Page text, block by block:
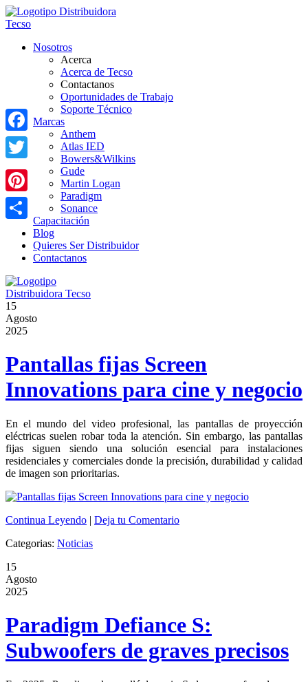
Nosotros
Acerca
Acerca de Tecso
Contactanos
Oportunidades de Trabajo
Soporte Técnico
Marcas
Anthem
Atlas IED
Bowers&Wilkins
Gude
Martin Logan
Paradigm
Sonance
Capacitación
Blog
Quieres Ser Distribuidor
Contactanos
15
Agosto
2025
Pantallas fijas Screen
Innovations para cine y negocio
En el mundo del video profesional, las pantallas de proyección
eléctricas suelen robar toda la atención. Sin embargo, las pantallas
fijas siguen siendo una solución esencial para instalaciones
residenciales y comerciales donde la precisión, durabilidad y calidad
de imagen son prioritarias.
Continua Leyendo | Deja tu Comentario
Categorias: Noticias
15
Agosto
2025
Paradigm Defiance S:
Subwoofers de graves precisos
Facebook
Twitter
Pinterest
Share